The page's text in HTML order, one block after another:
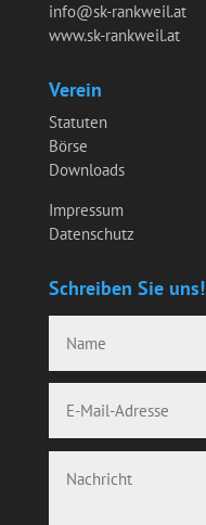
info@sk-rankweil.at
www.sk-rankweil.at
Verein
Statuten
Börse
Downloads
Impressum
Datenschutz
Schreiben Sie uns!